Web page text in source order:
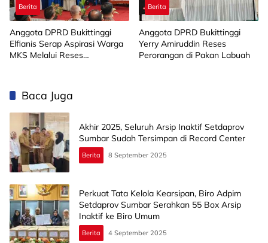
Berita
Anggota DPRD Bukittinggi
Elfianis Serap Aspirasi Warga
MKS Melalui Reses
Berita
Anggota DPRD Bukittinggi
Yerry Amiruddin Reses
Perorangan di Pakan Labuah
Baca Juga
Akhir 2025, Seluruh Arsip Inaktif Setdaprov
Sumbar Sudah Tersimpan di Record Center
Berita 8 September 2025
Perkuat Tata Kelola Kearsipan, Biro Adpim
Setdaprov Sumbar Serahkan 55 Box Arsip
Inaktif ke Biro Umum
Berita 4 September 2025